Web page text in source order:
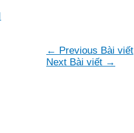
Điều
hướng
← Previous Bài viết
Next Bài viết →